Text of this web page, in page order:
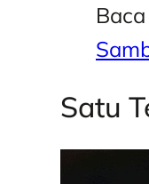
Satu